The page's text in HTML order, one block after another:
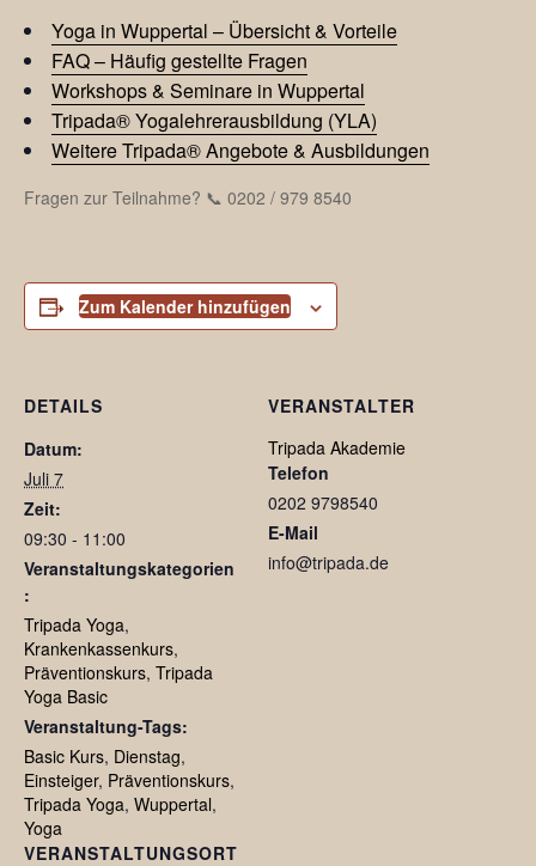
Yoga in Wuppertal – Übersicht & Vorteile
FAQ – Häufig gestellte Fragen
Workshops & Seminare in Wuppertal
Tripada® Yogalehrerausbildung (YLA)
Weitere Tripada® Angebote & Ausbildungen
Fragen zur Teilnahme? 📞 0202 / 979 8540
Zum Kalender hinzufügen
DETAILS
Datum:
Juli 7
Zeit:
09:30 - 11:00
Veranstaltungskategorien
:
Tripada Yoga,
Krankenkassenkurs,
Präventionskurs, Tripada
Yoga Basic
Veranstaltung-Tags:
Basic Kurs, Dienstag,
Einsteiger, Präventionskurs,
Tripada Yoga, Wuppertal,
Yoga
VERANSTALTUNGSORT
VERANSTALTER
Tripada Akademie
Telefon
0202 9798540
E-Mail
info@tripada.de